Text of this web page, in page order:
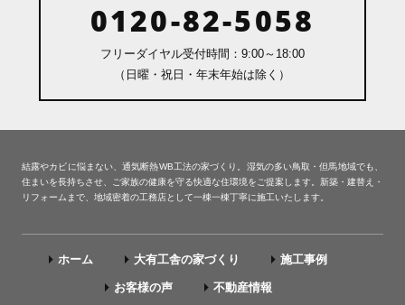
0120-82-5058
フリーダイヤル受付時間：9:00～18:00
（日曜・祝日・年末年始は除く）
結露やカビに悩まない、通気断熱WB工法の家づくり。湿気の多い鳥取・但馬地域でも、
住まいを長持ちさせ、ご家族の健康を守る快適な住環境をご提案します。新築・建替え・
リフォームまで、地域密着の工務店として一棟一棟丁寧に施工いたします。
ホーム 大有工舎の家づくり 施工事例
お客様の声 不動産情報